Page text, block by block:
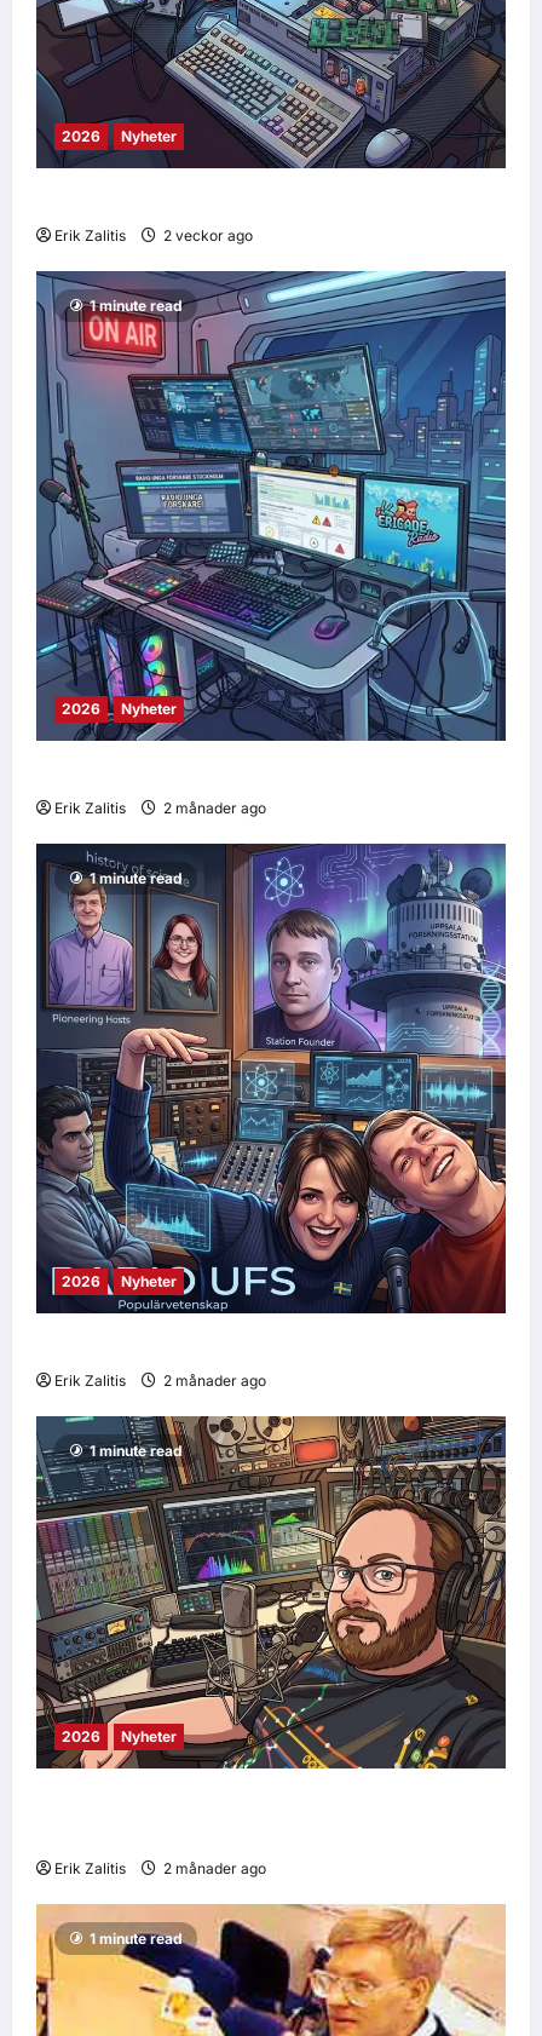
2026 Nyheter
Erik Zalitis 2 veckor ago
1 minute read
2026 Nyheter
Erik Zalitis 2 månader ago
1 minute read
2026 Nyheter
Erik Zalitis 2 månader ago
1 minute read
2026 Nyheter
Erik Zalitis 2 månader ago
1 minute read